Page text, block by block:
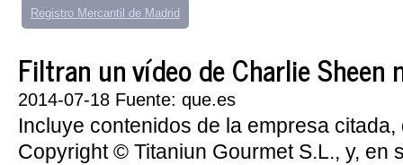
Registro Mercantil de Madrid
Filtran un vídeo de Charlie Sheen
2014-07-18 Fuente: que.es
Incluye contenidos de la empresa citada,
Copyright © Titaniun Gourmet S.L., y, en